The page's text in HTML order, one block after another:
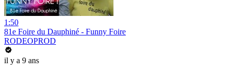
1:50
81e Foire du Dauphiné - Funny Foire
RODEOPROD
il y a 9 ans